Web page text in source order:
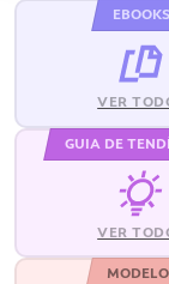
EBOOKS
VER
GUIA DE
VER